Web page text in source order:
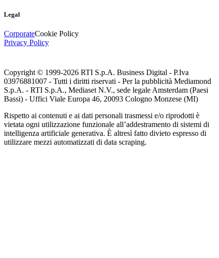
Legal
CorporateCookie Policy
Privacy Policy
Copyright © 1999-2026 RTI S.p.A. Business Digital - P.Iva
03976881007 - Tutti i diritti riservati - Per la pubblicità Mediamond
S.p.A. - RTI S.p.A., Mediaset N.V., sede legale Amsterdam (Paesi
Bassi) - Uffici Viale Europa 46, 20093 Cologno Monzese (MI)
Rispetto ai contenuti e ai dati personali trasmessi e/o riprodotti è
vietata ogni utilizzazione funzionale all’addestramento di sistemi di
intelligenza artificiale generativa. È altresì fatto divieto espresso di
utilizzare mezzi automatizzati di data scraping.